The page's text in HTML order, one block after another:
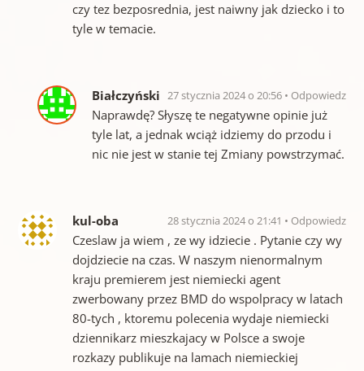
czy tez bezposrednia, jest naiwny jak dziecko i to
tyle w temacie.
Białczyński 27 stycznia 2024 o 20:56 Odpowiedz
Naprawdę? Słyszę te negatywne opinie już
tyle lat, a jednak wciąż idziemy do przodu i
nic nie jest w stanie tej Zmiany powstrzymać.
kul-oba 28 stycznia 2024 o 21:41 Odpowiedz
Czeslaw ja wiem , ze wy idziecie . Pytanie czy wy
dojdziecie na czas. W naszym nienormalnym
kraju premierem jest niemiecki agent
zwerbowany przez BMD do wspolpracy w latach
80-tych , ktoremu polecenia wydaje niemiecki
dziennikarz mieszkajacy w Polsce a swoje
rozkazy publikuje na lamach niemieckiej